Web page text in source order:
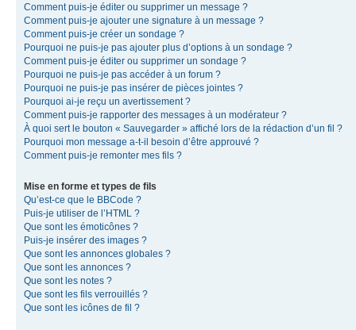
Comment puis-je éditer ou supprimer un message ?
Comment puis-je ajouter une signature à un message ?
Comment puis-je créer un sondage ?
Pourquoi ne puis-je pas ajouter plus d’options à un sondage ?
Comment puis-je éditer ou supprimer un sondage ?
Pourquoi ne puis-je pas accéder à un forum ?
Pourquoi ne puis-je pas insérer de pièces jointes ?
Pourquoi ai-je reçu un avertissement ?
Comment puis-je rapporter des messages à un modérateur ?
À quoi sert le bouton « Sauvegarder » affiché lors de la rédaction d’un fil ?
Pourquoi mon message a-t-il besoin d’être approuvé ?
Comment puis-je remonter mes fils ?
Mise en forme et types de fils
Qu’est-ce que le BBCode ?
Puis-je utiliser de l’HTML ?
Que sont les émoticônes ?
Puis-je insérer des images ?
Que sont les annonces globales ?
Que sont les annonces ?
Que sont les notes ?
Que sont les fils verrouillés ?
Que sont les icônes de fil ?